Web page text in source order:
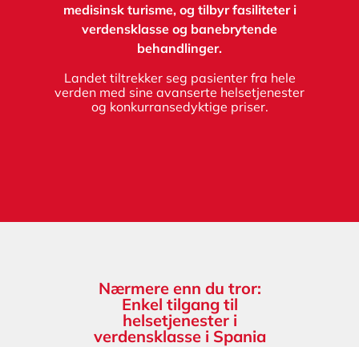
medisinsk turisme, og tilbyr fasiliteter i
verdensklasse og banebrytende
behandlinger.
Landet tiltrekker seg pasienter fra hele
verden med sine avanserte helsetjenester
og konkurransedyktige priser.
Nærmere enn du tror:
Enkel tilgang til
helsetjenester i
verdensklasse i Spania